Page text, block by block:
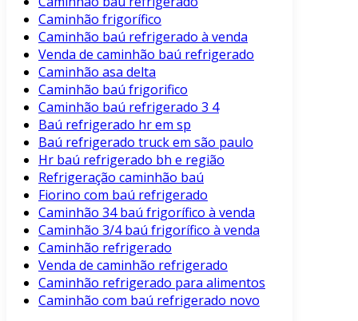
Caminhão frigorífico
Caminhão baú refrigerado à venda
Venda de caminhão baú refrigerado
Caminhão asa delta
Caminhão baú frigorifico
Caminhão baú refrigerado 3 4
Baú refrigerado hr em sp
Baú refrigerado truck em são paulo
Hr baú refrigerado bh e região
Refrigeração caminhão baú
Fiorino com baú refrigerado
Caminhão 34 baú frigorífico à venda
Caminhão 3/4 baú frigorífico à venda
Caminhão refrigerado
Venda de caminhão refrigerado
Caminhão refrigerado para alimentos
Caminhão com baú refrigerado novo